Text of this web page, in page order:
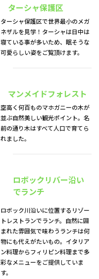
ターシャ保護区
ターシャ保護区で世界最小のメガ
ネザルを見学！ターシャは日中は
寝ている事が多いため、眠そうな
可愛らしい姿をご覧頂けます。
マンメイドフォレスト
空高く何百ものマホガニーの木が
並ぶ自然美しい観光ポイント。名
前の通り木はすべて人口で育てら
れました。
ロボックリバー沿い
でランチ
ロボック川沿いに位置するリゾー
トレストランでランチ。自然に囲
まれた雰囲気で味わうランチは何
物にも代えがたいもの。イタリア
ン料理からフィリピン料理まで多
彩なメニューをご提供していま
す。